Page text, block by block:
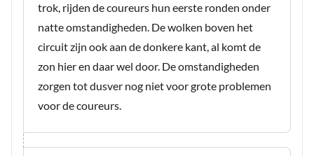
trok, rijden de coureurs hun eerste ronden onder
natte omstandigheden. De wolken boven het
circuit zijn ook aan de donkere kant, al komt de
zon hier en daar wel door. De omstandigheden
zorgen tot dusver nog niet voor grote problemen
voor de coureurs.